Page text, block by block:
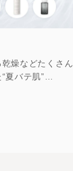
燥などたくさん
夏バテ肌”